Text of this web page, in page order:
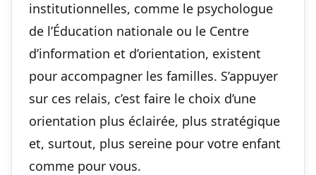
institutionnelles, comme le psychologue
de l’Éducation nationale ou le Centre
d’information et d’orientation, existent
pour accompagner les familles. S’appuyer
sur ces relais, c’est faire le choix d’une
orientation plus éclairée, plus stratégique
et, surtout, plus sereine pour votre enfant
comme pour vous.